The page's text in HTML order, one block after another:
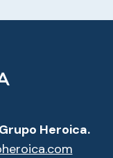
Grupo Heroica.